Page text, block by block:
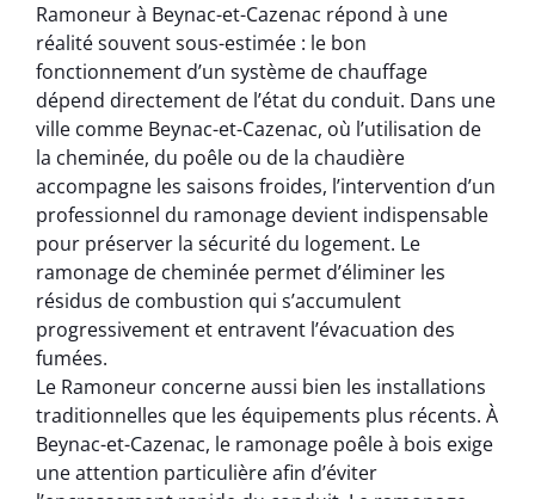
Ramoneur à Beynac-et-Cazenac répond à une
réalité souvent sous-estimée : le bon
fonctionnement d’un système de chauffage
dépend directement de l’état du conduit. Dans une
ville comme Beynac-et-Cazenac, où l’utilisation de
la cheminée, du poêle ou de la chaudière
accompagne les saisons froides, l’intervention d’un
professionnel du ramonage devient indispensable
pour préserver la sécurité du logement. Le
ramonage de cheminée permet d’éliminer les
résidus de combustion qui s’accumulent
progressivement et entravent l’évacuation des
fumées.
Le Ramoneur concerne aussi bien les installations
traditionnelles que les équipements plus récents. À
Beynac-et-Cazenac, le ramonage poêle à bois exige
une attention particulière afin d’éviter